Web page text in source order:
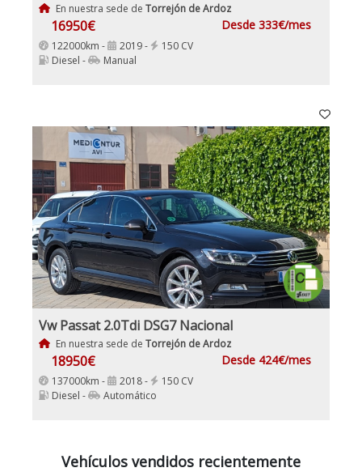
En nuestra sede de Torrejón de Ardoz
16950€ Desde 333€/mes
122000km - 2019 -
150 CV
Diesel -
Manual
Vw Passat 2.0Tdi DSG7 Nacional
En nuestra sede de Torrejón de Ardoz
18950€ Desde 424€/mes
137000km - 2018 -
150 CV
Diesel -
Automático
Vehículos vendidos recientemente